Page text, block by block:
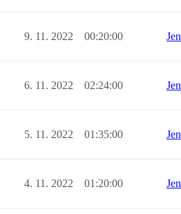
9. 11. 2022 00:20:00
6. 11. 2022 02:24:00
5. 11. 2022 01:35:00
4. 11. 2022 01:20:00